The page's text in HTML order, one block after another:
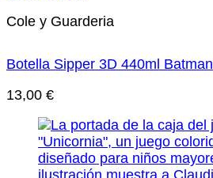
Cole y Guarderia
Botella Sipper 3D 440ml Batman
13,00 €